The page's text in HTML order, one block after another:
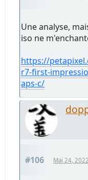
Une analyse,
iso ne
https://
r7-first-
aps-c/
#106 Mai 24,